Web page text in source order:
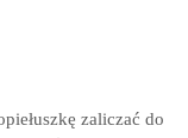
zaliczać do